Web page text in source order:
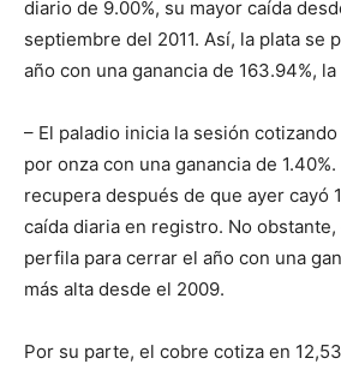
diario de 9.00%, su mayor caída
septiembre del 2011. Así, la plata se
año con una ganancia de 163.94%,
– El paladio inicia la sesión
por onza con una ganancia de
recupera después de que ayer cayó
caída diaria en registro. No
perfila para cerrar el año con una
más alta desde el 2009.
Por su parte, el cobre cotiza en